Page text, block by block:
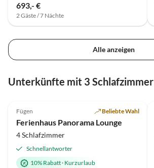
693,- €
2 Gäste / 7 Nächte
Alle anzeigen
Unterkünfte mit 3 Schlafzimmer
Tour
Super-Gastgeber
Fügen Beliebte Wahl
Ferienhaus Panorama Lounge
4 Schlafzimmer
Schnellantworter
10% Rabatt· Kurzurlaub